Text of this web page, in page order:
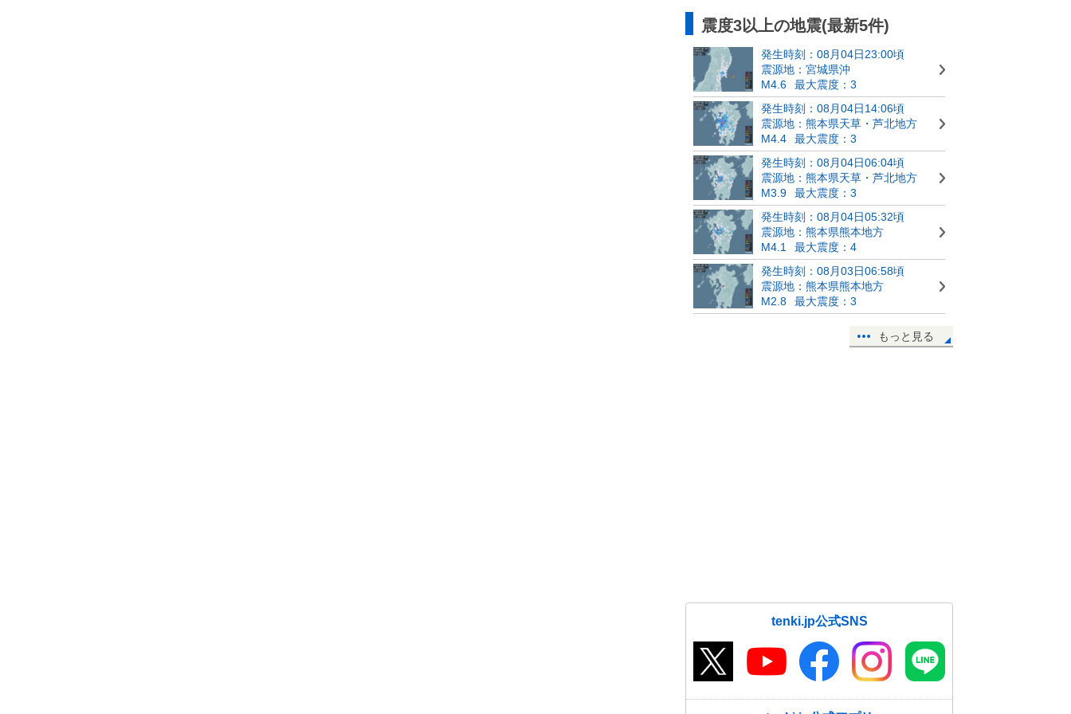
震度3以上の地震(最新5件)
発生時刻：08月04日23:00頃
震源地：宮城県沖
M4.6
最大震度：3
発生時刻：08月04日14:06頃
震源地：熊本県天草・芦北地方
M4.4
最大震度：3
発生時刻：08月04日06:04頃
震源地：熊本県天草・芦北地方
M3.9
最大震度：3
発生時刻：08月04日05:32頃
震源地：熊本県熊本地方
M4.1
最大震度：4
発生時刻：08月03日06:58頃
震源地：熊本県熊本地方
M2.8
最大震度：3
もっと見る
tenki.jp公式SNS